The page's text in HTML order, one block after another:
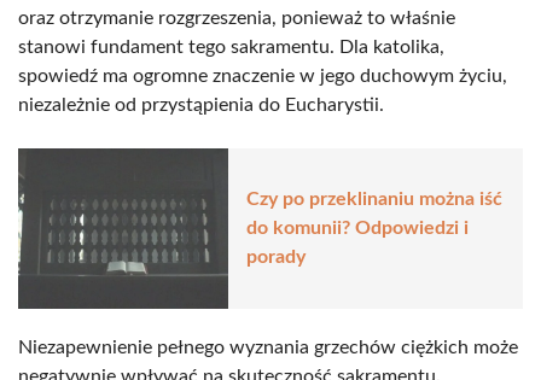
oraz otrzymanie rozgrzeszenia, ponieważ to właśnie
stanowi fundament tego sakramentu. Dla katolika,
spowiedź ma ogromne znaczenie w jego duchowym życiu,
niezależnie od przystąpienia do Eucharystii.
Czy po przeklinaniu można iść
do komunii? Odpowiedzi i
porady
Niezapewnienie pełnego wyznania grzechów ciężkich może